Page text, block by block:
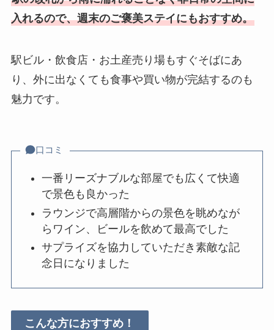
入れるので、週末のご褒美ステイにもおすすめ。
駅ビル・飲食店・お土産売り場もすぐそばにあ
り、外に出なくても食事や買い物が完結するのも
魅力です。
口コミ
一番リーズナブルな部屋でも広くて快適
で景色も良かった
ラウンジで高層階からの景色を眺めなが
らワイン、ビールを飲めて最高でした
サプライズを協力していただき素敵な記
念日になりました
こんな方におすすめ！